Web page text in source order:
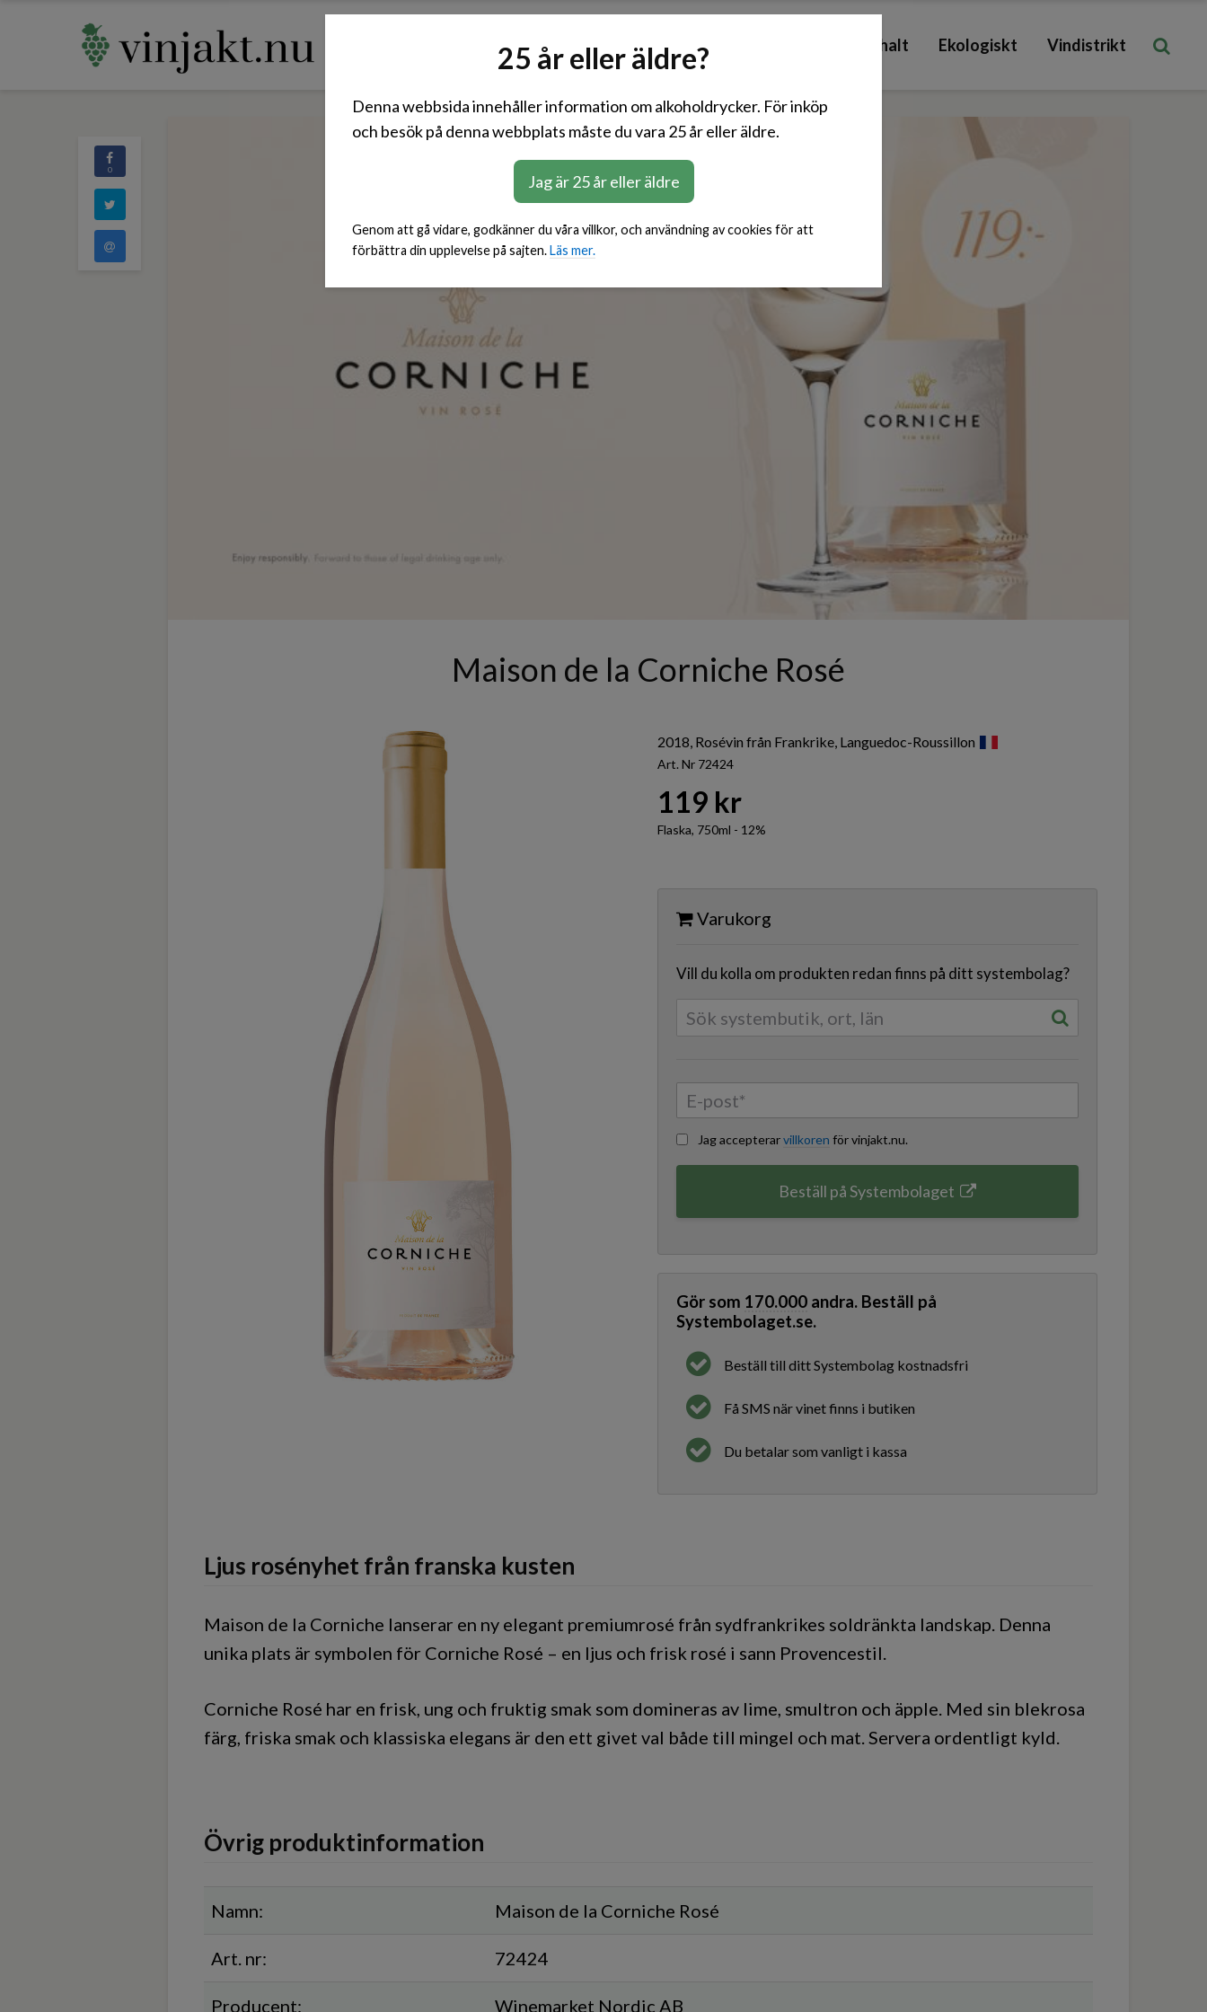
25 år eller äldre?
Denna webbsida innehåller information om alkoholdrycker. För inköp
och besök på denna webbplats måste du vara 25 år eller äldre.
Jag är 25 år eller äldre
Genom att gå vidare, godkänner du våra villkor, och användning av cookies för att
förbättra din upplevelse på sajten.Läs mer.
Vitt Mousserande Låg sockerhalt Ekologiskt Vindistrikt
0
Maison de la Corniche Rosé
2018, Rosévin från Frankrike, Languedoc-Roussillon
Art. Nr 72424
119 kr
Flaska, 750ml - 12%
Varukorg
Vill du kolla om produkten redan finns på ditt systembolag?
Jag accepterarvillkoren för vinjakt.nu.
Beställ på Systembolaget
Gör som 170.000 andra. Beställ på
Systembolaget.se.
Beställ till ditt Systembolag kostnadsfri
Få SMS när vinet finns i butiken
Du betalar som vanligt i kassa
Ljus rosényhet från franska kusten
Maison de la Corniche lanserar en ny elegant premiumrosé från sydfrankrikes soldränkta landskap. Denna
unika plats är symbolen för Corniche Rosé – en ljus och frisk rosé i sann Provencestil.
Corniche Rosé har en frisk, ung och fruktig smak som domineras av lime, smultron och äpple. Med sin blekrosa
färg, friska smak och klassiska elegans är den ett givet val både till mingel och mat. Servera ordentligt kyld.
Övrig produktinformation
Namn: Maison de la Corniche Rosé
Art. nr: 72424
Producent: Winemarket Nordic AB